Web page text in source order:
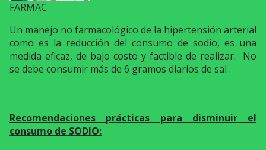
FARMAC
Un manejo no farmacológico de la hipertensión arterial
como es la reducción del consumo de sodio, es una
medida eficaz, de bajo costo y factible de realizar. No
se debe consumir más de 6 gramos diarios de sal .
Recomendaciones prácticas para disminuir el
consumo de SODIO: